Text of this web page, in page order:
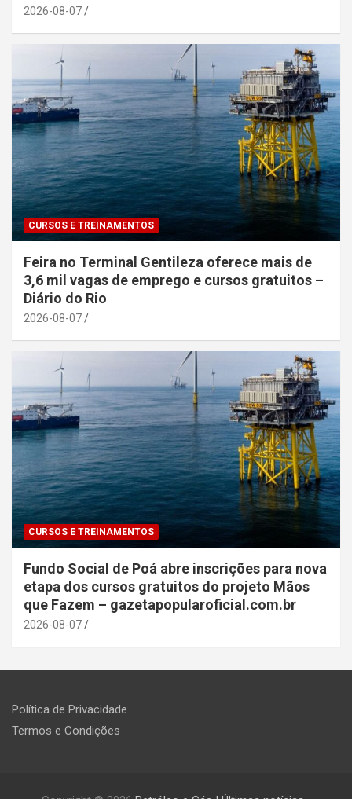
2026-08-07
CURSOS E TREINAMENTOS
Feira no Terminal Gentileza oferece mais de
3,6 mil vagas de emprego e cursos gratuitos –
Diário do Rio
2026-08-07
CURSOS E TREINAMENTOS
Fundo Social de Poá abre inscrições para nova
etapa dos cursos gratuitos do projeto Mãos
que Fazem – gazetapopularoficial.com.br
2026-08-07
Política de Privacidade
Termos e Condições